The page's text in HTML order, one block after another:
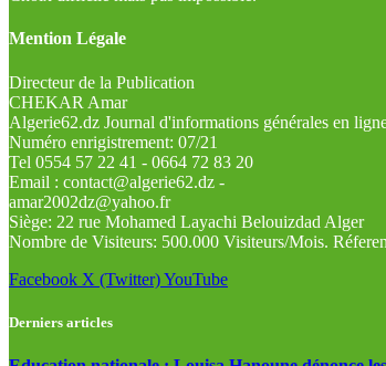
Mention Légale
Directeur de la Publication
CHEKAR Amar
Algerie62.dz Journal d'informations générales en
Numéro enrigistrement: 07/21
Tel 0554 57 22 41 - 0664 72 83 20
Email : contact@algerie62.dz -
amar2002dz@yahoo.fr
Siège: 22 rue Mohamed Layachi Belouizdad Alger
Nombre de Visiteurs: 500.000 Visiteurs/Mois.
Facebook X (Twitter)YouTube
Derniers articles